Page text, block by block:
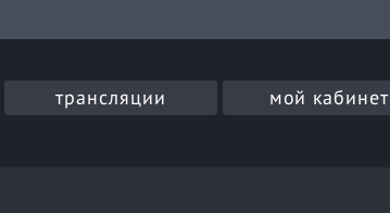
трансляции мой кабинет